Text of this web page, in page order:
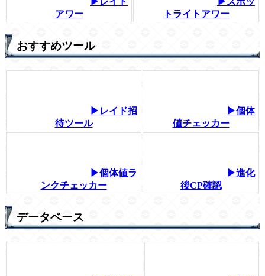
アワー
トライトアワー
おすすめツール
▶レイド招
待ツール
▶個体
値チェッカー
▶個体値ラ
ンクチェッカー
▶進化
後CP確認
データベース